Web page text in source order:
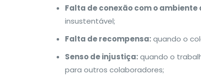
Falta de conexão com o
insustentável;
Falta de recompensa:quando o
Senso de injustiça:quando o
para outros colaboradores;